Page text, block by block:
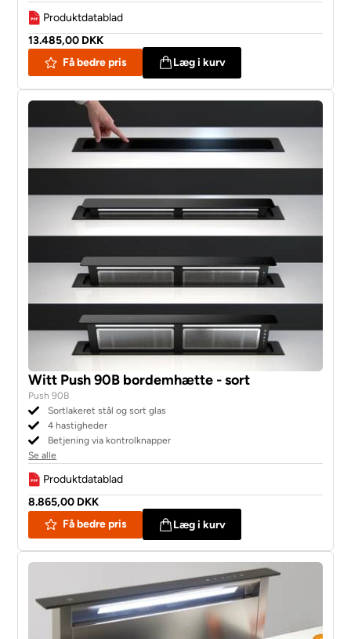
Produktdatablad
13.485,00 DKK
Få bedre pris
Læg i kurv
Witt Push 90B bordemhætte - sort
Push 90B
Sortlakeret stål og sort glas
4 hastigheder
Betjening via kontrolknapper
Se alle
Produktdatablad
8.865,00 DKK
Få bedre pris
Læg i kurv